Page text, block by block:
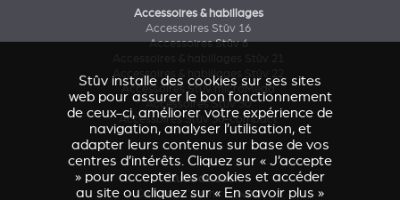
Accessoires & habillages
Accessoires Stûv 16
Accessoires Stûv 6
Accessoires & habillages Stûv 22
Accessoires Stûv microMega
Accessoires Stûv 30
Accessoires Stûv 30-compact
Étude de cas
Caresse d'Avenir (Stûv 22)
Stûv installe des cookies sur ses sites
web pour assurer le bon fonctionnement
de ceux-ci, améliorer votre expérience de
navigation, analyser l’utilisation, et
adapter leurs contenus sur base de vos
centres d’intérêts. Cliquez sur « J’accepte
» pour accepter les cookies et accéder
au site ou cliquez sur « En savoir plus »